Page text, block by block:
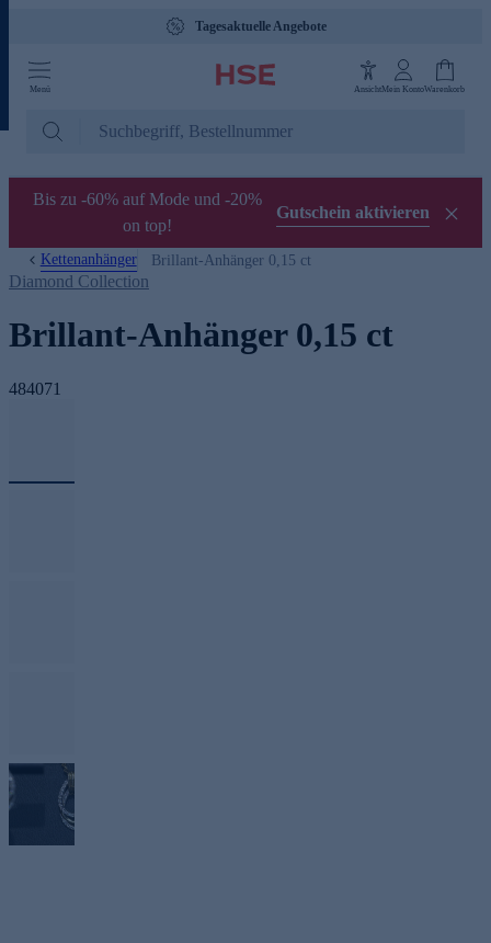
Tagesaktuelle Angebote
Menü AnsichtMein KontoWarenkorb
Bis zu -60% auf Mode und -20%
on top!
Gutschein aktivieren
Kettenanhänger Brillant-Anhänger 0,15 ct
Diamond Collection
Brillant-Anhänger 0,15 ct
484071